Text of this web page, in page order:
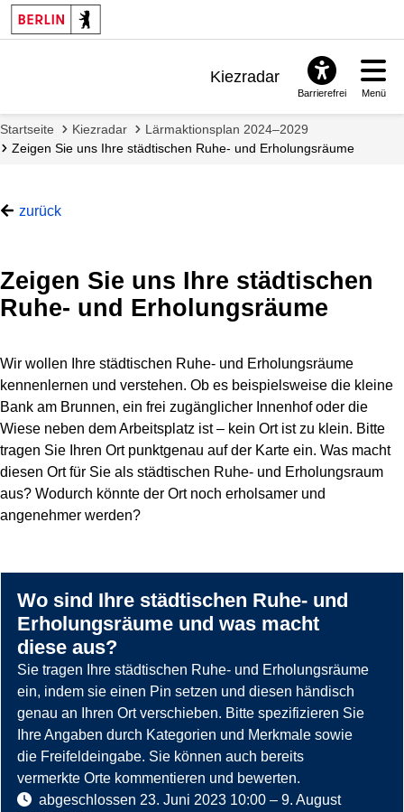
Kiezradar
FAQ & Support
Barrierefrei Menü
Startseite Kiezradar
Lärmaktionsplan 2024–2029
Zeigen Sie uns Ihre städtischen Ruhe- und Erholungsräume
zurück
Zeigen Sie uns Ihre städtischen
Ruhe- und Erholungsräume
Wir wollen Ihre städtischen Ruhe- und Erholungsräume
kennenlernen und verstehen. Ob es beispielsweise die kleine
Bank am Brunnen, ein frei zugänglicher Innenhof oder die
Wiese neben dem Arbeitsplatz ist – kein Ort ist zu klein. Bitte
tragen Sie Ihren Ort punktgenau auf der Karte ein. Was macht
diesen Ort für Sie als städtischen Ruhe- und Erholungsraum
aus? Wodurch könnte der Ort noch erholsamer und
angenehmer werden?
Wo sind Ihre städtischen Ruhe- und
Erholungsräume und was macht
diese aus?
Sie tragen Ihre städtischen Ruhe- und Erholungsräume
ein, indem sie einen Pin setzen und diesen händisch
genau an Ihren Ort verschieben. Bitte spezifizieren Sie
Ihre Angaben durch Kategorien und Merkmale sowie
die Freifeldeingabe. Sie können auch bereits
vermerkte Orte kommentieren und bewerten.
abgeschlossen 23. Juni 2023 10:00 – 9. August
folgt
eine
Kartendarstellung.
Ende
der
Karte.